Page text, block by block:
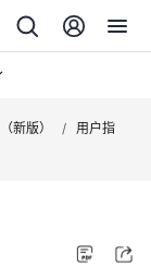
新版） / 用户指